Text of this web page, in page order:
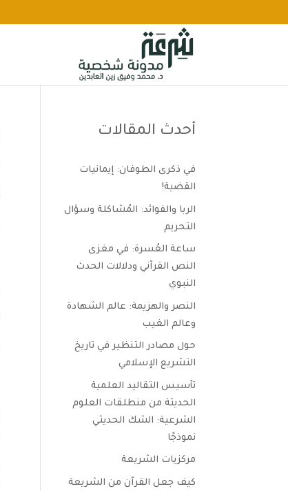
أحدث المقالات
في ذكرى الطوفان: إيمانيات
القضية!
الربا والفوائد: المُشاكلة وسؤال
التحريم
ساعة العُسرة: في مغزى
النص القرآني ودلالات الحدث
النبوي
النصر والهزيمة: عالم الشهادة
وعالم الغيب
حول مصادر التنظير في تاريخ
التشريع الإسلامي
تأسيس التقاليد العلمية
الحديثة من منطلقات العلوم
الشرعية: الشك الحديثي
نموذجًا
مركزيات الشريعة
كيف جعل القرآن من الشريعة